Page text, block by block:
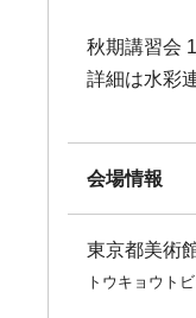
秋期講習会
詳細は水彩
会場情報
東京都美術
トウキョウト